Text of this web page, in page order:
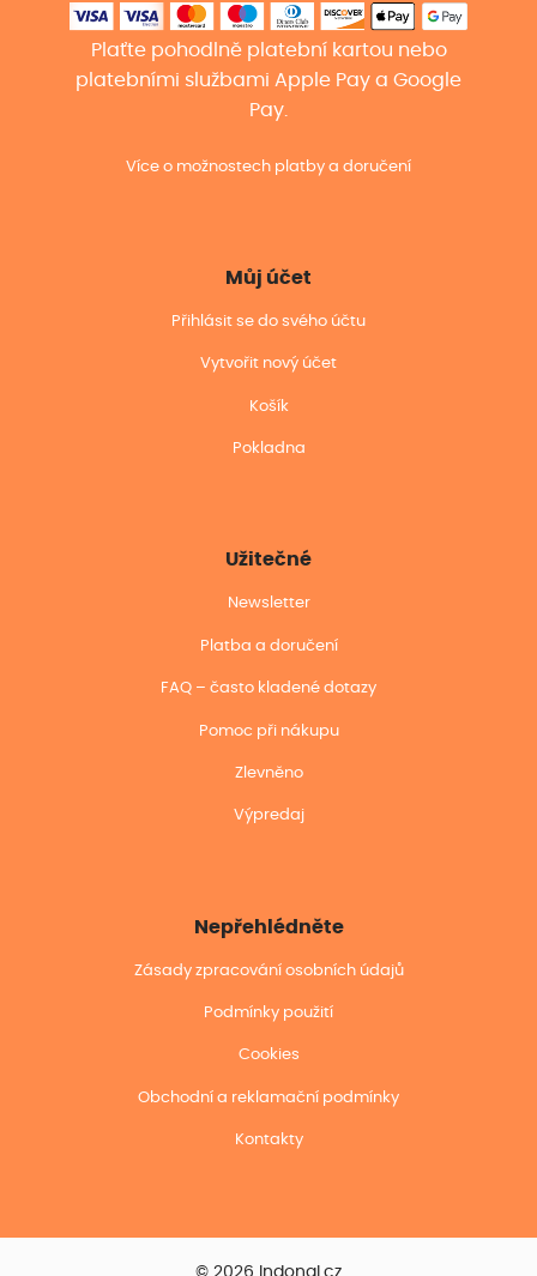
Plaťte pohodlně platební kartou nebo
platebními službami Apple Pay a Google
Pay.
Více o možnostech platby a doručení
Můj účet
Přihlásit se do svého účtu
Vytvořit nový účet
Košík
Pokladna
Užitečné
Newsletter
Platba a doručení
FAQ – často kladené dotazy
Pomoc při nákupu
Zlevněno
Výpredaj
Nepřehlédněte
Zásady zpracování osobních údajů
Podmínky použití
Cookies
Obchodní a reklamační podmínky
Kontakty